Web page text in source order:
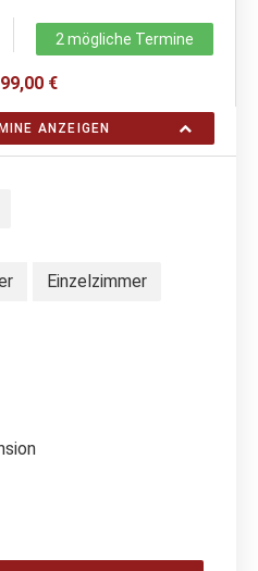
2 mögliche Termine
€
ANZEIGEN
Einzelzimmer